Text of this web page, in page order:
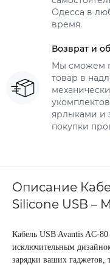
Одесса в
время.
Возврат и
Мы сможем
товар в
ярлыками и
покупки
Описание
Silicone USB –
Кабель USB Avantis AC-
исключительным
зарядки ваших гаджетов,